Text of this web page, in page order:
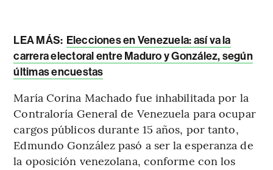
LEA MÁS: Elecciones en Venezuela: así va la
carrera electoral entre Maduro y González, según
últimas encuestas
María Corina Machado fue inhabilitada por la
Contraloría General de Venezuela para ocupar
cargos públicos durante 15 años, por tanto,
Edmundo González pasó a ser la esperanza de
la oposición venezolana, conforme con los